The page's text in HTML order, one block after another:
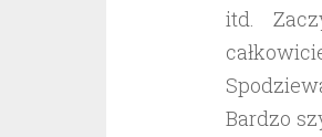
itd.
Bardzo